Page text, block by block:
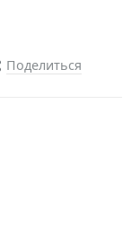
Поделиться